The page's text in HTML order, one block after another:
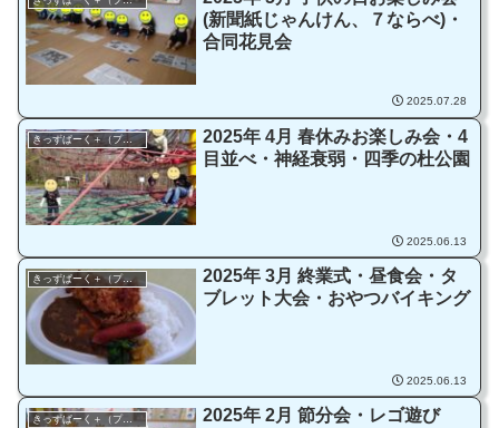
(新聞紙じゃんけん、７ならべ)・
合同花見会
2025.07.28
きっずぱーく＋（プラス）
2025年 4月 春休みお楽しみ会・4
目並べ・神経衰弱・四季の杜公園
2025.06.13
きっずぱーく＋（プラス）
2025年 3月 終業式・昼食会・タ
ブレット大会・おやつバイキング
2025.06.13
きっずぱーく＋（プラス） 2025年 2月 節分会・レゴ遊び